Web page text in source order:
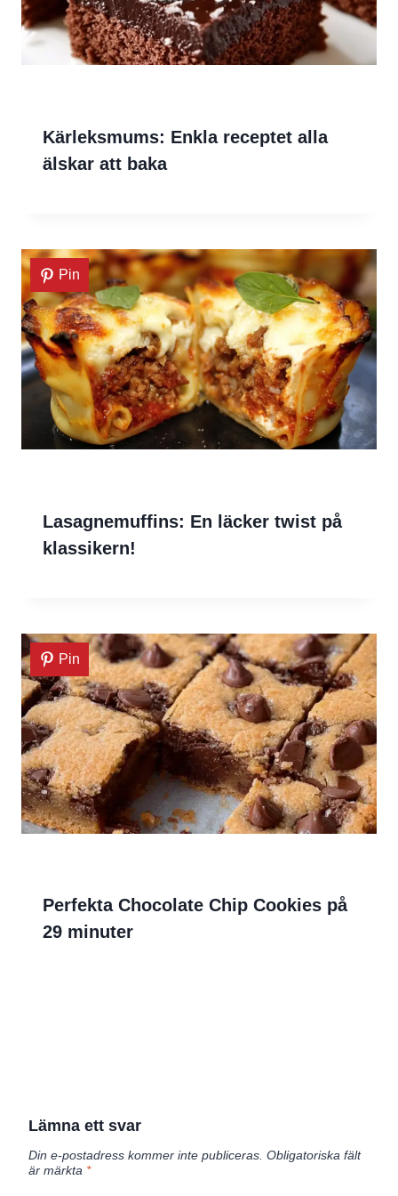
Kärleksmums: Enkla receptet alla
älskar att baka
Pin
Lasagnemuffins: En läcker twist på
klassikern!
Pin
Perfekta Chocolate Chip Cookies på
29 minuter
Lämna ett svar
Din e-postadress kommer inte publiceras. Obligatoriska fält
är märkta *